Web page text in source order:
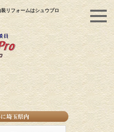
リフォームはシュウプロ